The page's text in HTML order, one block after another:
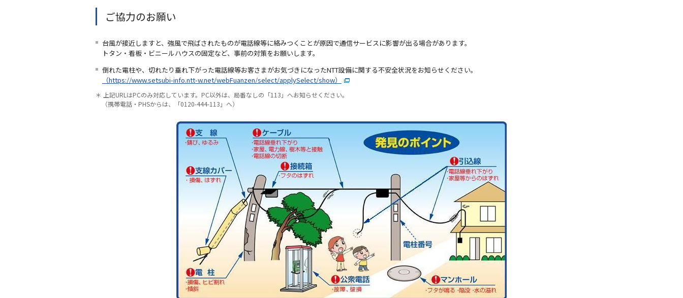
ご協力のお願い
台風が接近しますと、強風で飛ばされたものが電話線等に絡みつくことが原因で通信サービスに影響が出る場合があります。
トタン・看板・ビニールハウスの固定など、事前の対策をお願いします。
倒れた電柱や、切れたり垂れ下がった電話線等お客さまがお気づきになったNTT設備に関する不安全状況をお知らせください。
（https://www.setsubi-info.ntt-w.net/webFuanzen/select/applySelect/show）
＊ 上記URLはPCのみ対応しています。PC以外は、局番なしの「113」へお知らせください。
（携帯電話・PHSからは、「0120-444-113」へ）